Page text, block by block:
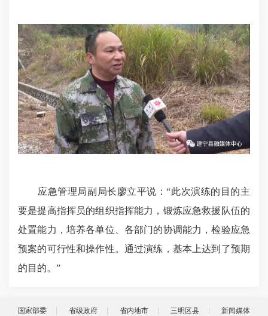
应急管理局副局长廖立平说：“此次演练的目的主
要是提高指挥员的组织指挥能力，锻炼应急救援队伍的
处置能力，培养各单位、各部门的协调能力，检验应急
预案的可行性和操作性。通过演练，基本上达到了预期
的目的。”
国家部委 省级政府 省内地市 三明区县 新闻媒体